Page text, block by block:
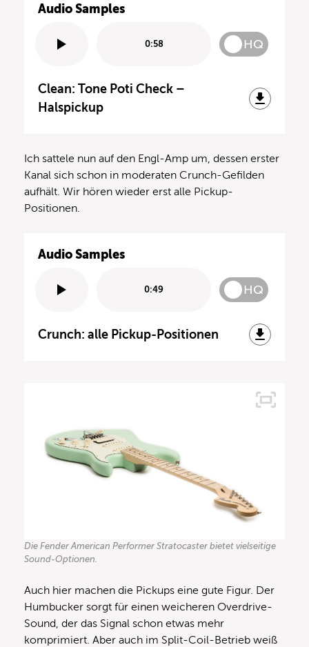
Audio Samples
0:58 HQ
Clean: Tone Poti Check –
Halspickup
Ich sattele nun auf den Engl-Amp um, dessen erster
Kanal sich schon in moderaten Crunch-Gefilden
aufhält. Wir hören wieder erst alle Pickup-
Positionen.
Audio Samples
0:49 HQ
Crunch: alle Pickup-Positionen
Die Fender American Performer Stratocaster bietet vielseitige
Sound-Optionen.
Auch hier machen die Pickups eine gute Figur. Der
Humbucker sorgt für einen weicheren Overdrive-
Sound, der das Signal schon etwas mehr
komprimiert. Aber auch im Split-Coil-Betrieb weiß